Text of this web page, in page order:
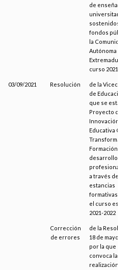
de enseñanzas
universitarias,
sostenidos con
fondos
la Comunidad
Autónoma de
Extremadura
curso 2021/2022
03/09/2021 Resolución
de la
de Educación,
que se
Proyecto de
Innovación
Educativa
Transforma:
Formación para
desarrollo
profesional
a través de
estancias
formativas,
el curso escolar
2021-2022
Corrección
de errores
de la
18 de mayo de
por la que se
convoca la
realización de